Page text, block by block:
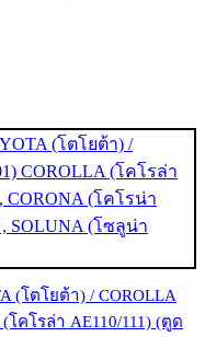
(โตโยต้า) / COROLLA
โคโรล่า AE110/111) (ตูด